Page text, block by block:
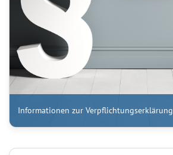
Informationen zur Verpflichtungserklärung